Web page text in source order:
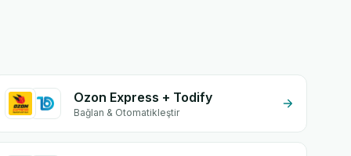
Ozon Express + Todify
Bağlan & Otomatikleştir